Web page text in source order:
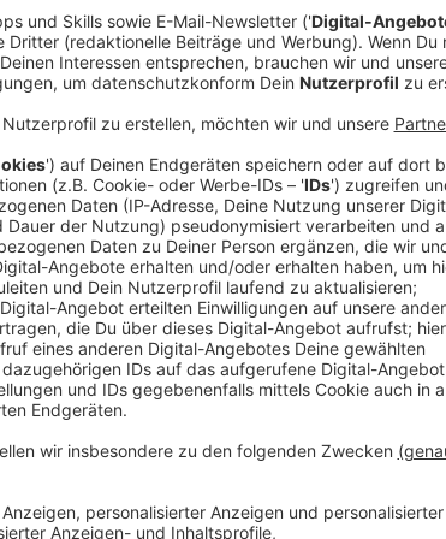
Der Kitchen Club by Nelson
Anzeige
Das Rezept: "Linseneintopf"
Anzeige
1 Zwiebel fein gewürfelt